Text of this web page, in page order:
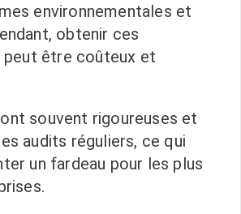
environnementales et
obtenir ces
être coûteux et
souvent rigoureuses et
audits réguliers, ce qui
un fardeau pour les plus